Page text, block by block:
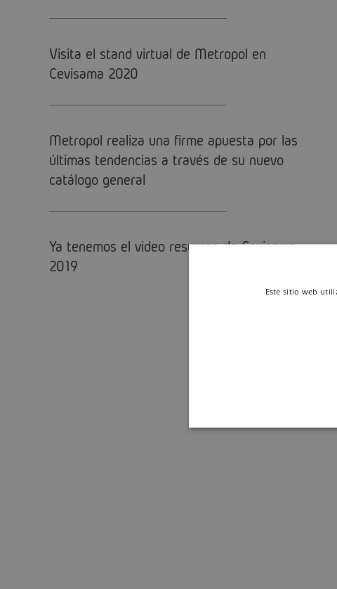
Visita el stand virtual de Metropol en
Cevisama 2020
Metropol realiza una firme apuesta por las
últimas tendencias a través de su nuevo
catálogo general
Ya tenemos el video resumen de Cevisama
2019
Este sitio web